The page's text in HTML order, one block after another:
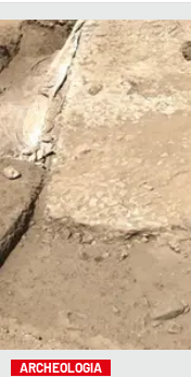
ARCHEOLOGIA